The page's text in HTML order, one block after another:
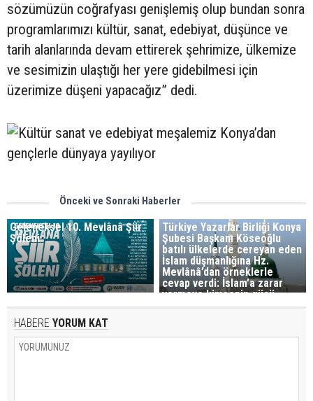
sözümüzün coğrafyası genişlemiş olup bundan sonra
programlarımızı kültür, sanat, edebiyat, düşünce ve
tarih alanlarında devam ettirerek şehrimize, ülkemize
ve sesimizin ulaştığı her yere gidebilmesi için
üzerimize düşeni yapacağız” dedi.
Önceki ve Sonraki Haberler
Geleneksel 10. Mevlânâ Şiir
Şöleni
Türkiye Yazarlar Birliği Konya
Şubesi Başkanı Köseoğlu
batılı ülkelerde cereyan eden
İslam düşmanlığına Hz.
Mevlânâ’dan örneklerle
cevap verdi: İslam’a zarar
vermeye kimsenin gücü
HABERE YORUM KAT